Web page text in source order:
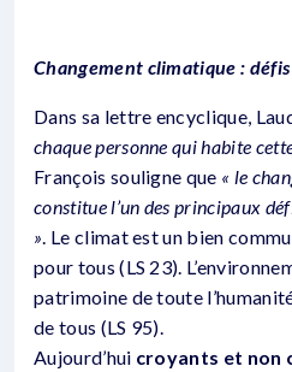
Changement climatique :
Dans sa lettre encyclique,
chaque personne qui habite
François souligne que « le
constitue l’un des principaux
». Le climat est un bien
pour tous (LS 23).
patrimoine de toute
de tous (LS 95).
Aujourd’hui croyants et non